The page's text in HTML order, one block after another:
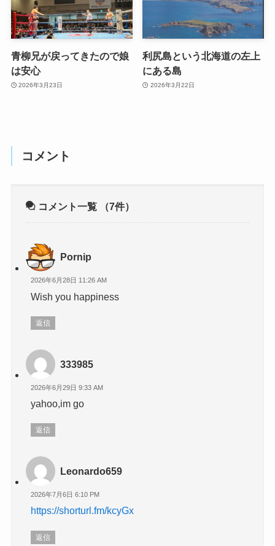
青柳兄が戻ってきたので娘
は安心
2026年3月23日
利尻島という北海道の左上
にある島
2026年3月22日
コメント
コメント一覧 （7件）
Pornip
2026年6月28日 11:26 AM
Wish you happiness
返信
333985
2026年6月29日 9:33 AM
yahoo,im go
返信
Leonardo659
2026年7月6日 6:10 PM
https://shorturl.fm/kcyGx
返信